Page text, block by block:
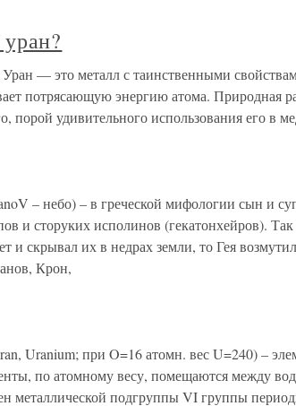
Уран — это металл с таинственными
потрясающую энергию атома. Природная
порой удивительного использования его в
– небо) – в греческой мифологии сын и
и сторуких исполинов (гекатонхейров).
и скрывал их в недрах земли, то Гея
Крон,
Uranium; при O=16 атомн. вес U=240) –
по атомному весу, помещаются между
металлической подгруппы VI группы